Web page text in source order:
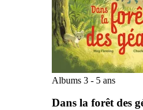
Albums 3 - 5 ans
Dans la forêt des